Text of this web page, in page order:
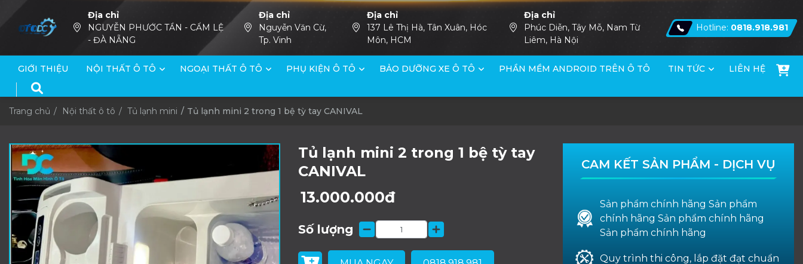
Địa chỉ
NGUYỄN PHƯỚC TẦN - CẨM LỆ
- ĐÀ NẴNG
Địa chỉ
Nguyễn Văn Cừ,
Tp. Vinh
Địa chỉ
137 Lê Thị Hà, Tân Xuân, Hóc
Môn, HCM
Địa chỉ
Phúc Diễn, Tây Mỗ, Nam Từ
Liêm, Hà Nội
Hotline: 0818.918.981
GIỚI THIỆU NỘI THẤT Ô TÔ NGOẠI THẤT Ô TÔ PHỤ KIỆN Ô TÔ BẢO DƯỠNG XE Ô TÔ PHẦN MỀM ANDROID TRÊN Ô TÔ TIN TỨC LIÊN HỆ
Trang chủ Nội thất ô tô Tủ lạnh mini Tủ lạnh mini 2 trong 1 bệ tỳ tay CANIVAL
Tủ lạnh mini 2 trong 1 bệ tỳ tay
CANIVAL
13.000.000đ
Số lượng
CAM KẾT SẢN PHẨM - DỊCH VỤ
Sản phẩm chính hãng Sản phẩm
chính hãng Sản phẩm chính hãng
Sản phẩm chính hãng
Quy trình thi công, lắp đặt đạt chuẩn